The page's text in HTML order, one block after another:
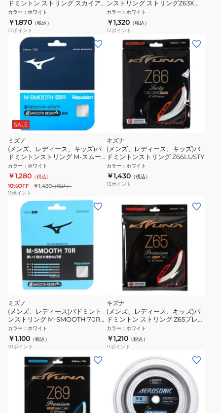
ドミントン ストリング スカイア
ーク BGSKY-011
カラー ： ホワイト
￥1,870 （税込）
17ポイント
ンストリング ストリングZ63X
WH 4573282446645
カラー ： ホワイト
￥1,320 （税込）
12ポイント
SALE
ミズノ
(メンズ、レディース、キッズ)バ
ドミントンストリング M-スムー
ス 65R 73JGA24001
カラー ： ホワイト
￥1,280 （税込）
10%OFF ￥1,430（税込）
11ポイント
キズナ
(メンズ、レディース、キッズ)バ
ドミントンストリング Z66LUSTY
カラー ： ホワイト
￥1,430 （税込）
13ポイント
ミズノ
(メンズ、レディース)バドミント
ンストリング M-SMOOTH 70R
73JGA66001
カラー ： ホワイト
￥1,100 （税込）
10ポイント
キズナ
(メンズ、レディース、キッズ)バ
ドミントン ストリング Z65プレミ
アム WHT
カラー ： ホワイト
￥1,210 （税込）
11ポイント